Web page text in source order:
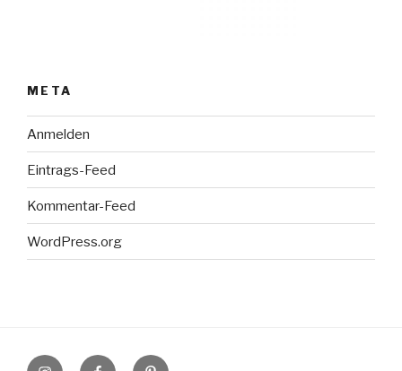
META
Anmelden
Eintrags-Feed
Kommentar-Feed
WordPress.org
InstagramFacebookPinterest